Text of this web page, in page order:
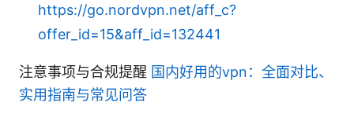
https://go.nordvpn.net/aff_c?
offer_id=15&aff_id=132441
注意事项与合规提醒 国内好用的vpn：全面对比、
实用指南与常见问答